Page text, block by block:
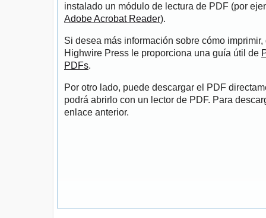
instalado un módulo de lectura de PDF (por
Adobe Acrobat Reader).
Si desea más información sobre cómo
Highwire Press le proporciona una guía útil de
PDFs.
Por otro lado, puede descargar el PDF
podrá abrirlo con un lector de PDF. Para
enlace anterior.